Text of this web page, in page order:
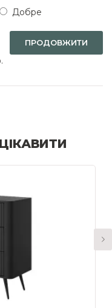
Добре
ПРОДОВЖИТИ